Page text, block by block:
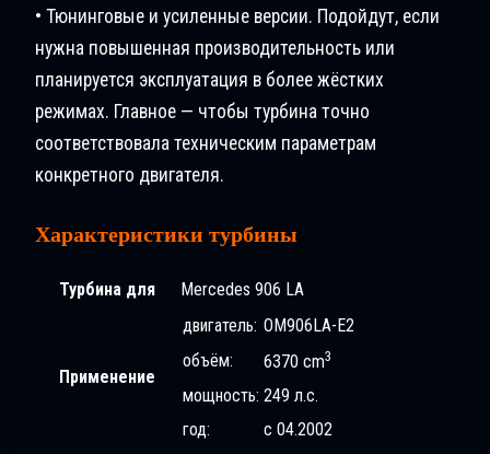
• Тюнинговые и усиленные версии. Подойдут, если
нужна повышенная производительность или
планируется эксплуатация в более жёстких
режимах. Главное — чтобы турбина точно
соответствовала техническим параметрам
конкретного двигателя.
Характеристики турбины
Турбина для Mercedes 906 LA
Применение
двигатель: OM906LA-E2
объём:
6370 cm3
мощность: 249 л.с.
год:
с 04.2002